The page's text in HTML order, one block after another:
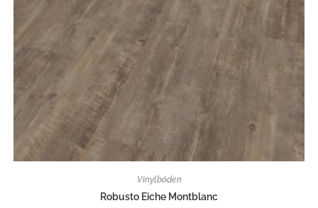
Vinylböden
Robusto Eiche Montblanc